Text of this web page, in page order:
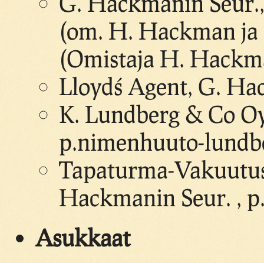
(om. H. Hackman ja
(Omistaja H.
Lloyd´s Agent, G.
K. Lundberg & Co
p.nimenhuuto-
Tapaturma-
Hackmanin Seur. ,
Asukkaat